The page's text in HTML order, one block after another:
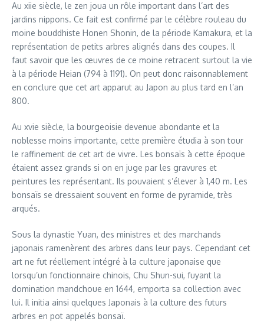
Au xiie siècle, le zen joua un rôle important dans l’art des
jardins nippons. Ce fait est confirmé par le célèbre rouleau du
moine bouddhiste Honen Shonin, de la période Kamakura, et la
représentation de petits arbres alignés dans des coupes. Il
faut savoir que les œuvres de ce moine retracent surtout la vie
à la période Heian (794 à 1191). On peut donc raisonnablement
en conclure que cet art apparut au Japon au plus tard en l’an
800.
Au xvie siècle, la bourgeoisie devenue abondante et la
noblesse moins importante, cette première étudia à son tour
le raffinement de cet art de vivre. Les bonsaïs à cette époque
étaient assez grands si on en juge par les gravures et
peintures les représentant. Ils pouvaient s’élever à 1,40 m. Les
bonsaïs se dressaient souvent en forme de pyramide, très
arqués.
Sous la dynastie Yuan, des ministres et des marchands
japonais ramenèrent des arbres dans leur pays. Cependant cet
art ne fut réellement intégré à la culture japonaise que
lorsqu’un fonctionnaire chinois, Chu Shun-sui, fuyant la
domination mandchoue en 1644, emporta sa collection avec
lui. Il initia ainsi quelques Japonais à la culture des futurs
arbres en pot appelés bonsaï.